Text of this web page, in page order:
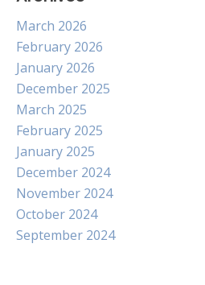
March 2026
February 2026
January 2026
December 2025
March 2025
February 2025
January 2025
December 2024
November 2024
October 2024
September 2024